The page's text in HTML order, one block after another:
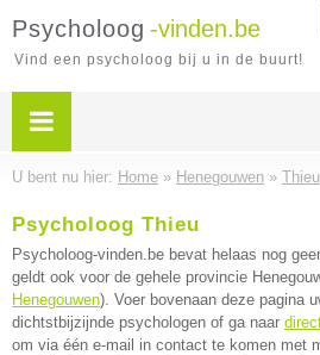
Psycholoog -vinden.be
Vind een psycholoog bij u in de buurt!
U bent nu hier: Home » Henegouwen » Thieu
Psycholoog Thieu
Psycholoog-vinden.be bevat helaas nog
geldt ook voor de gehele provincie
Henegouwen). Voer bovenaan deze pagina
dichtstbijzijnde psychologen of ga naar
om via één e-mail in contact te komen met